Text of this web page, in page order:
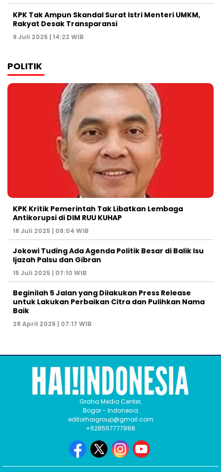
KPK Tak Ampun Skandal Surat Istri Menteri UMKM,
Rakyat Desak Transparansi
9 Juli 2025 | 14:22 WIB
POLITIK
KPK Kritik Pemerintah Tak Libatkan Lembaga
Antikorupsi di DIM RUU KUHAP
18 Juli 2025 | 08:04 WIB
Jokowi Tuding Ada Agenda Politik Besar di Balik Isu
Ijazah Palsu dan Gibran
15 Juli 2025 | 07:10 WIB
Beginilah 5 Jalan yang Dilakukan Press Release
untuk Lakukan Perbaikan Citra dan Pulihkan Nama
Baik
28 April 2025 | 07:17 WIB
Graha Media Center,
Bogor - Indonesia
editorhaigroup@gmail.com
+628557777888